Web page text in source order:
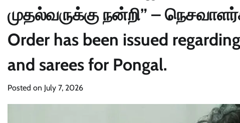
முதல்வருக்கு நன்றி” –
Order has been issued
and sarees for Pongal.
Posted on July 7, 2026